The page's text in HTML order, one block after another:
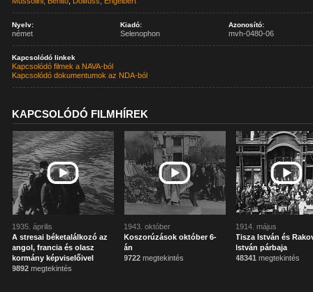
Nyelv:
német
Kiadó:
Selenophon
Azonosító:
mvh-0480-06
Kapcsolódó linkek
Kapcsolódó filmek a NAVA-ból
Kapcsolódó dokumentumok az NDA-ból
KAPCSOLÓDÓ FILMHÍREK
1935. április
A stresai béketalálkozó az
angol, francia és olasz
kormány képviselőivel
9892 megtekintés
1943. október
Koszorúzások október 6-
án
9722 megtekintés
1914. május
Tisza István és
István párbaja
48341 megtekintés